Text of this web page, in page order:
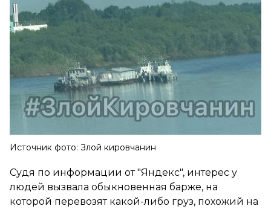
Источник фото: Злой кировчанин
Судя по информации от "Яндекс", интерес у
людей вызвала обыкновенная барже, на
которой перевозят какой-либо груз, похожий на